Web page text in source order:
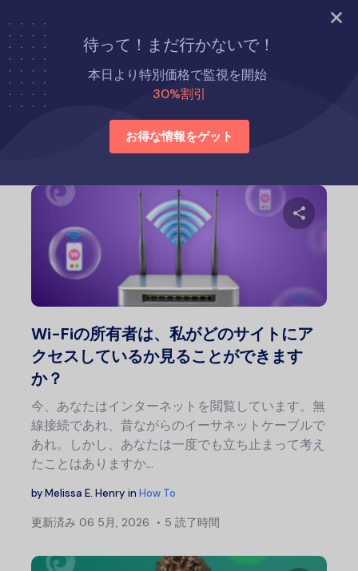
今すぐ試す
待って！まだ行かないで！
本日より特別価格で監視を開始
30%割引
お得な情報をゲット
ホーム
方法
この
Wi-Fiの所有者は、私がどのサイトにア
クセスしているか見ることができます
か？
今、あなたはインターネットを閲覧しています。無
線接続であれ、昔ながらのイーサネットケーブルで
あれ。しかし、あなたは一度でも立ち止まって考え
たことはありますか…
byMelissa E. Henry in How To
更新済み 06 5月, 2026 5 読了時間